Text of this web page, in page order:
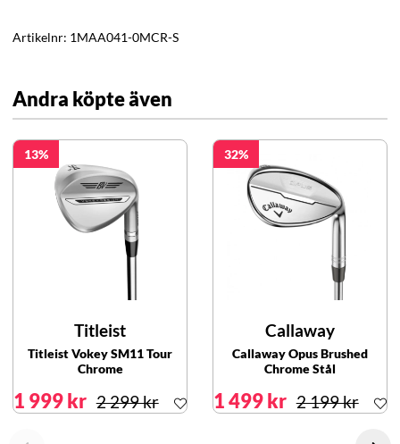
Artikelnr: 1MAA041-0MCR-S
Andra köpte även
13
Titleist
Titleist Vokey SM11 Tour
Chrome
1 999 kr 2 299 kr
32
Callaway
Callaway Opus Brushed
Chrome Stål
1 499 kr 2 199 kr